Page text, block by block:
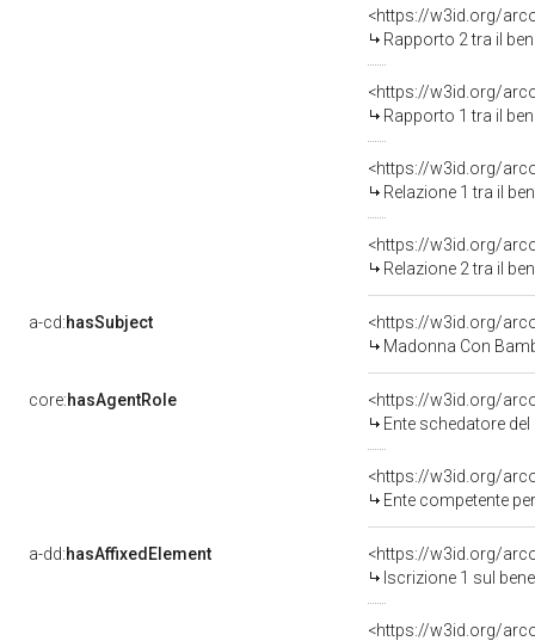
<https://w3id.org/
Rapporto 2 tra il
<https://w3id.org/
Rapporto 1 tra il
<https://w3id.org/
Relazione 1 tra il
<https://w3id.org/
Relazione 2 tra il
a-cd:hasSubject
<https://w3id.org/
Madonna Con
core:hasAgentRole
<https://w3id.org/
Ente schedatore
<https://w3id.org/
Ente competente per tutela
a-dd:hasAffixedElement
<https://w3id.org/
Iscrizione 1 sul
<https://w3id.org/